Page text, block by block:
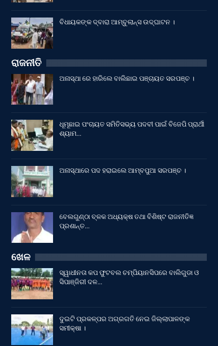
ବିଧାୟକଙ୍କ ଦ୍ବାରା ଆମ୍ବୁଲାନ୍ସ ଉଦ୍‌ଘାଟନ ।
ରାଜନୀତି
ଅନାସ୍ଥା ରେ ହାରିଲେ ବାଲିଛାଇ ପଞ୍ଚାୟତ ସରପଞ୍ଚ ।
ଧୂମୂଛାଇ ପଂଚାୟତ ସମିତିସଭ୍ୟ ପଦବୀ ପାଇଁ ବିଜେପି ପ୍ରାର୍ଥୀ
ଶ୍ୟାମ…
ଅନାସ୍ଥାରେ ପଦ ହରାଇଲେ ଆମ୍ବପୁଆ ସରପଞ୍ଚ ।
ବେଲଗୁଣ୍ଠା ବ୍ଳକ ଅଧ୍ୟକ୍ଷ ତଥା ବିଶିଷ୍ଟ ରାଜନୀତିଜ୍ଞ
ପ୍ରଶାନ୍ତ…
ଖେଳ
ସ୍ୱାଧୀନତା କପ ଫୁଟବଲ ଚମ୍ପିୟାନସିପରେ ବାଲିଗୁଡା ଓ
ସିପାଞ୍ଜିରୀ ଦଳ…
ଦୁଇଟି ପ୍ରକଳ୍ପର ଅଗ୍ରଗତି ନେଇ ଜିଲ୍ଲାପାଳଙ୍କ
ସମୀକ୍ଷା ।